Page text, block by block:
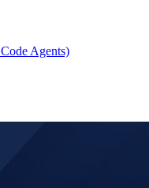
Agents)